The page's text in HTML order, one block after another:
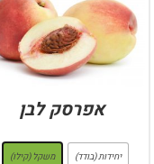
אפרסק לבן
יחידות (בודד) משקל (קילו)